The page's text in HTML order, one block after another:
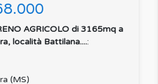
AGRICOLO di 3165mq a
località Battilana....:
(MS)